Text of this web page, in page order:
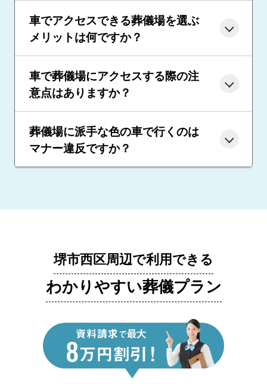
車でアクセスできる葬儀場を選ぶ
メリットは何ですか？
車で葬儀場にアクセスする際の注
意点はありますか？
葬儀場に派手な色の車で行くのは
マナー違反ですか？
堺市西区周辺で利用できる
わかりやすい葬儀プラン